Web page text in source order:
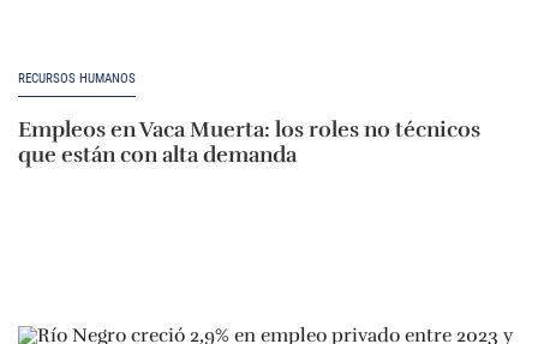
RECURSOS HUMANOS
Empleos en Vaca Muerta: los roles no técnicos
que están con alta demanda